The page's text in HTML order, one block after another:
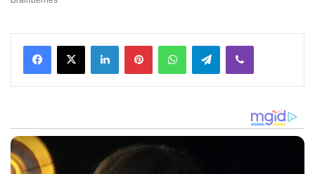
Facebook
X LinkedInPinterestWhatsAppTelegramViber